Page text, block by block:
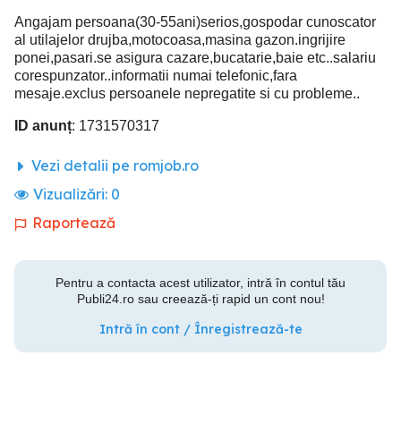
Angajam persoana(30-55ani)serios,gospodar cunoscator
al utilajelor drujba,motocoasa,masina gazon.ingrijire
ponei,pasari.se asigura cazare,bucatarie,baie etc..salariu
corespunzator..informatii numai telefonic,fara
mesaje.exclus persoanele nepregatite si cu probleme..
ID anunț: 1731570317
Vezi detalii pe romjob.ro
Vizualizări: 0
Raportează
Pentru a contacta acest utilizator, intră în contul tău
Publi24.ro sau creează-ți rapid un cont nou!
Intră în cont / Înregistrează-te